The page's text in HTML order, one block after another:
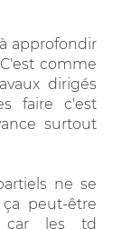
approfondir
comme
dirigés
faire c'est
surtout
ne se
peut-être
car les td